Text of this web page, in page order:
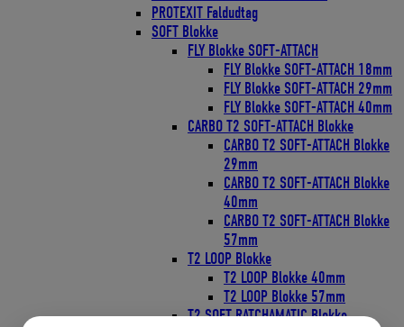
PROTEXIT Faldudtag
SOFT Blokke
FLY Blokke SOFT-ATTACH
FLY Blokke SOFT-ATTACH 18mm
FLY Blokke SOFT-ATTACH 29mm
FLY Blokke SOFT-ATTACH 40mm
CARBO T2 SOFT-ATTACH Blokke
CARBO T2 SOFT-ATTACH Blokke
29mm
CARBO T2 SOFT-ATTACH Blokke
40mm
CARBO T2 SOFT-ATTACH Blokke
57mm
T2 LOOP Blokke
T2 LOOP Blokke 40mm
T2 LOOP Blokke 57mm
T2 SOFT RATCHAMATIC Blokke